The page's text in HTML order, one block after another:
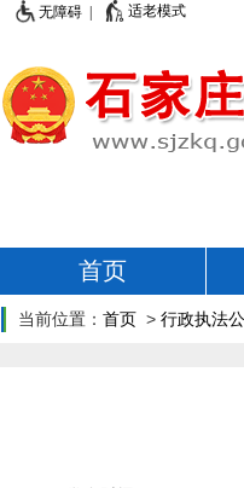
无障碍 | 适老模式
首页
当前位置： 首页 > 行政执法